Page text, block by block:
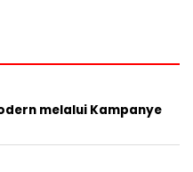
melalui Kampanye